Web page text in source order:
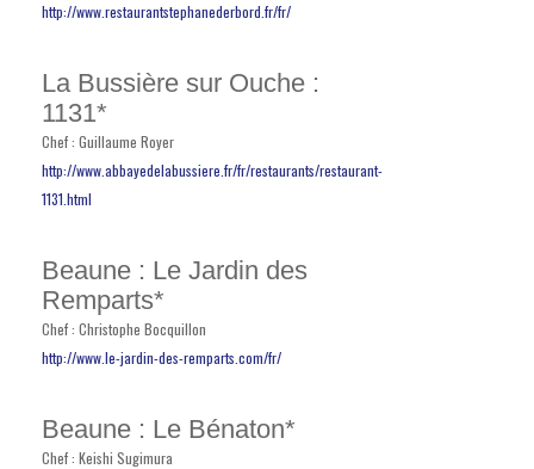
http://www.restaurantstephanederbord.fr/fr/
La Bussière sur Ouche :
1131*
Chef : Guillaume Royer
http://www.abbayedelabussiere.fr/fr/restaurants/restaurant-
1131.html
Beaune : Le Jardin des
Remparts*
Chef : Christophe Bocquillon
http://www.le-jardin-des-remparts.com/fr/
Beaune : Le Bénaton*
Chef : Keishi Sugimura